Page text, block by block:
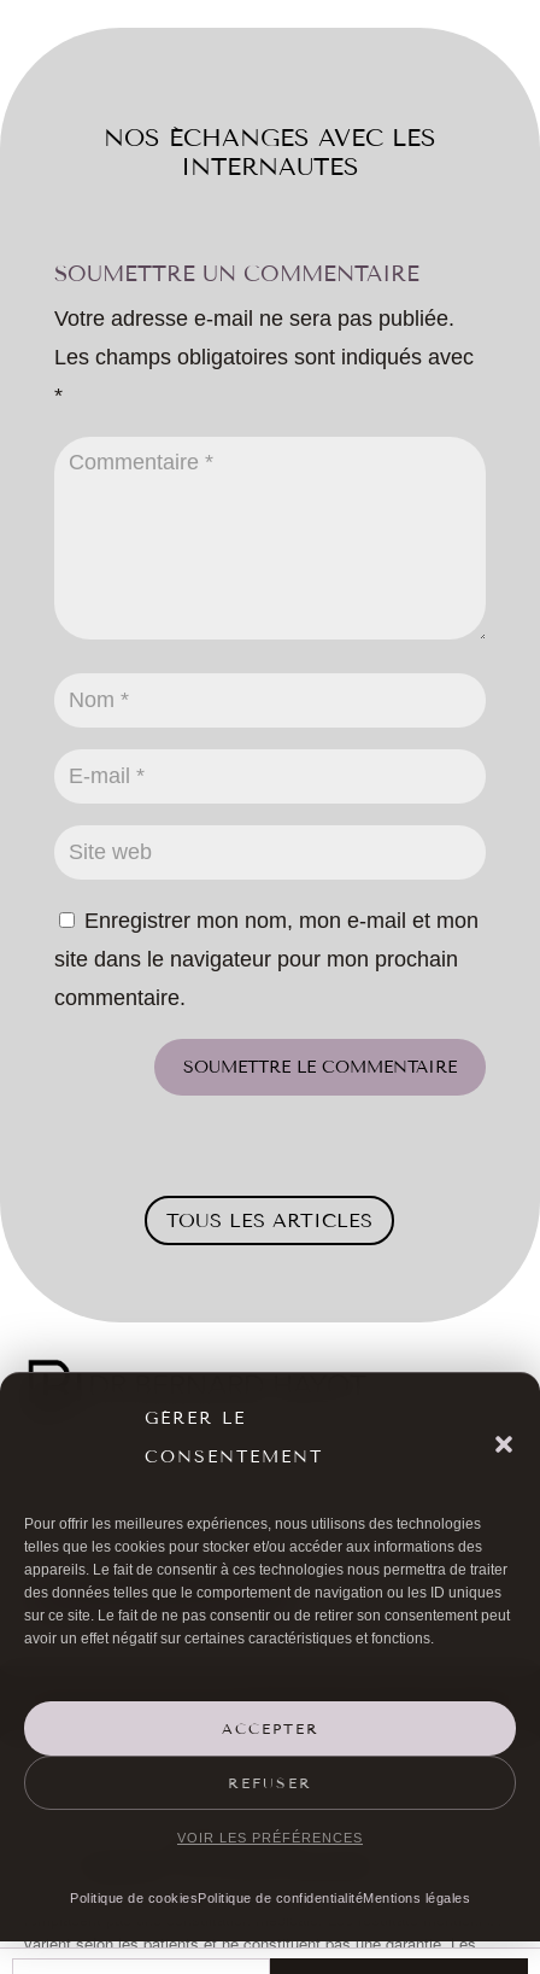
GÉRER LE
CONSENTEMENT
Pour offrir les meilleures expériences, nous utilisons des technologies
telles que les cookies pour stocker et/ou accéder aux informations des
appareils. Le fait de consentir à ces technologies nous permettra de traiter
des données telles que le comportement de navigation ou les ID uniques
sur ce site. Le fait de ne pas consentir ou de retirer son consentement peut
avoir un effet négatif sur certaines caractéristiques et fonctions.
ACCEPTER
REFUSER
VOIR LES PRÉFÉRENCES
Politique de cookiesPolitique de confidentialitéMentions légales
NOS ÉCHANGES AVEC LES
INTERNAUTES
SOUMETTRE UN COMMENTAIRE
Votre adresse e-mail ne sera pas publiée.
Les champs obligatoires sont indiqués avec
*
Enregistrer mon nom, mon e-mail et mon
site dans le navigateur pour mon prochain
commentaire.
SOUMETTRE LE COMMENTAIRE
TOUS LES ARTICLES
01 40 17 00 99
PRENDRE RENDEZ-VOUS
Page mise à jour le11 mars 2026.
Dr Bernard Hayot, chirurgien ophtalmologiste,
Les informations présentées sont fournies à titre informatif et ne
varient selon les patients et ne constituent pas une garantie. Les